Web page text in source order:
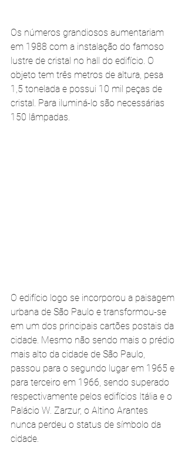
Os números grandiosos aumentariam
em 1988 com a instalação do famoso
lustre de cristal no hall do edifício. O
objeto tem três metros de altura, pesa
1,5 tonelada e possui 10 mil peças de
cristal. Para iluminá-lo são necessárias
150 lâmpadas.
O edifício logo se incorporou a paisagem
urbana de São Paulo e transformou-se
em um dos principais cartões postais da
cidade. Mesmo não sendo mais o prédio
mais alto da cidade de São Paulo,
passou para o segundo lugar em 1965 e
para terceiro em 1966, sendo superado
respectivamente pelos edifícios Itália e o
Palácio W. Zarzur, o Altino Arantes
nunca perdeu o status de símbolo da
cidade.